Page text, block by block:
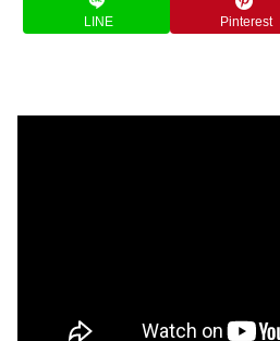
LINE Pinterest